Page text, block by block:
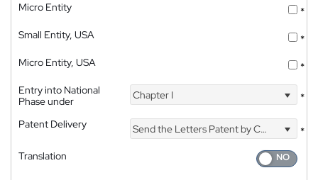
Micro Entity
*
Small Entity, USA
*
Micro Entity, USA
*
Entry into National
Phase under
Chapter I *
Patent Delivery Send the Letters Patent by Courier
*
Translation